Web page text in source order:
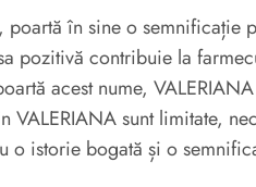
în sine o semnificație
pozitivă contribuie la
acest nume,
sunt limitate,
o istorie bogată și o